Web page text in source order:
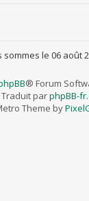
sommes le 06 août
® Forum
Traduit parphpBB-
Theme by